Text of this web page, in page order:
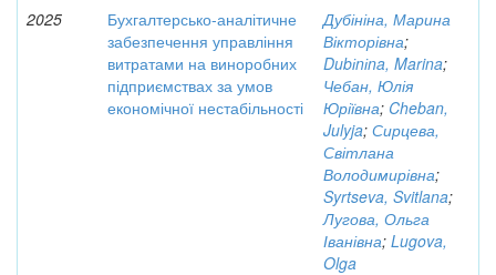
2025
Бухгалтерсько-аналітичне
забезпечення управління
витратами на виноробних
підприємствах за умов
економічної нестабільності
Дубініна, Марина
Вікторівна;
Dubіnіna, Marina;
Чебан, Юлія
Юріївна; Cheban,
Julyja; Сирцева,
Світлана
Володимирівна;
Syrtseva, Svitlana;
Лугова, Ольга
Іванівна; Lugova,
Olga